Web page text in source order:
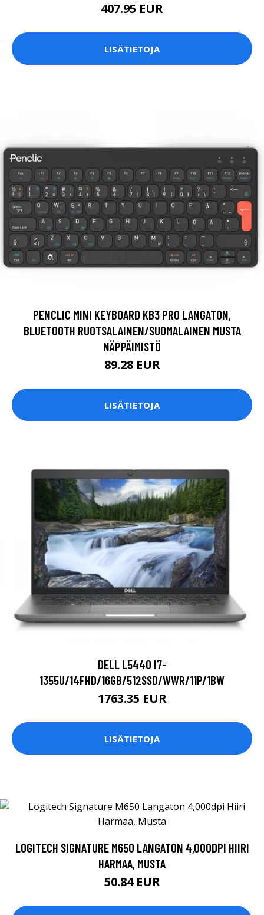
407.95 EUR
LISÄTIETOJA
PENCLIC MINI KEYBOARD KB3 PRO LANGATON,
BLUETOOTH RUOTSALAINEN/SUOMALAINEN MUSTA
NÄPPÄIMISTÖ
89.28 EUR
LISÄTIETOJA
DELL L5440 I7-
1355U/14FHD/16GB/512SSD/WWR/11P/1BW
1763.35 EUR
LISÄTIETOJA
LOGITECH SIGNATURE M650 LANGATON 4,000DPI HIIRI
HARMAA, MUSTA
50.84 EUR